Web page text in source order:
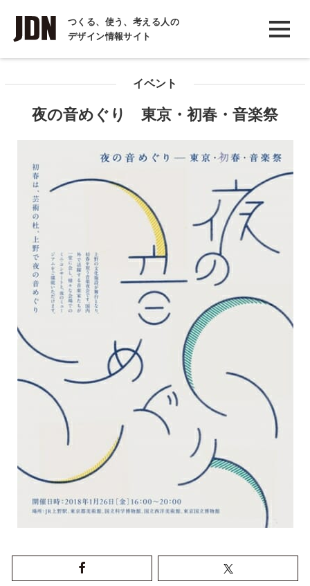
つくる、使う、考える人の
デザイン情報サイト
INTERVIEW
インタビュー
イベント
夜の音めぐり 東京・初春・音楽祭